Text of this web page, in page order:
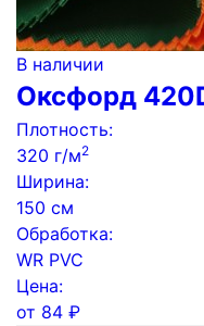
В наличии
Оксфорд
Плотность:
320 г/м2
Ширина:
150 см
Обработка:
WR PVC
Цена:
от 84 ₽